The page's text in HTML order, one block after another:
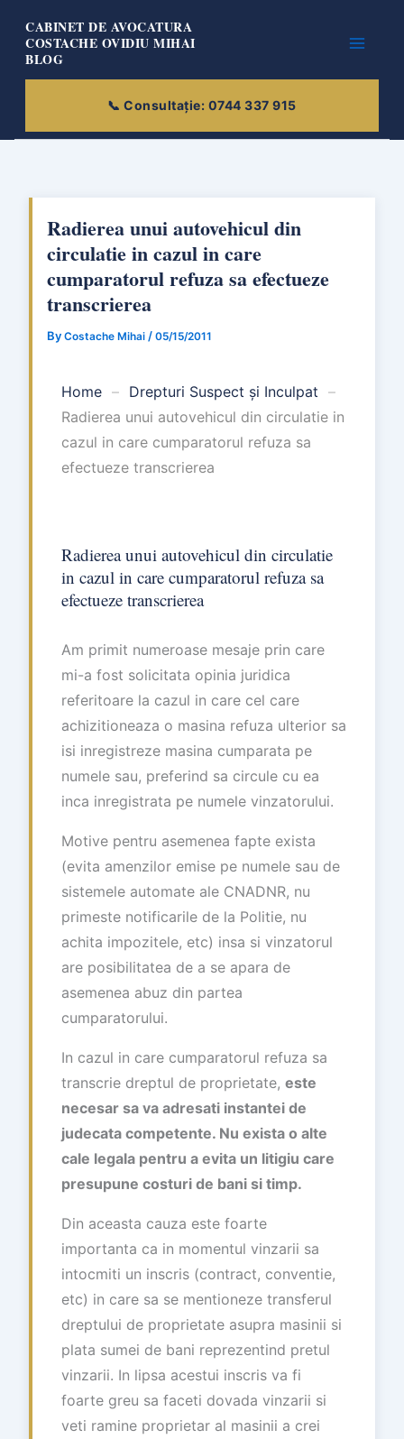
content
CABINET DE AVOCATURA
COSTACHE OVIDIU MIHAI
BLOG
Radierea unui autovehicul din
circulatie in cazul in care
cumparatorul refuza sa efectueze
transcrierea
By Costache Mihai / 05/15/2011
Home – Drepturi Suspect și Inculpat –
Radierea unui autovehicul din circulatie in
cazul in care cumparatorul refuza sa
efectueze transcrierea
Radierea unui autovehicul din circulatie
in cazul in care cumparatorul refuza sa
efectueze transcrierea
Am primit numeroase mesaje prin care
mi-a fost solicitata opinia juridica
referitoare la cazul in care cel care
achizitioneaza o masina refuza ulterior sa
isi inregistreze masina cumparata pe
numele sau, preferind sa circule cu ea
inca inregistrata pe numele vinzatorului.
Motive pentru asemenea fapte exista
(evita amenzilor emise pe numele sau de
sistemele automate ale CNADNR, nu
primeste notificarile de la Politie, nu
achita impozitele, etc) insa si vinzatorul
are posibilitatea de a se apara de
asemenea abuz din partea
cumparatorului.
In cazul in care cumparatorul refuza sa
transcrie dreptul de proprietate, este
necesar sa va adresati instantei de
judecata competente. Nu exista o alte
cale legala pentru a evita un litigiu care
presupune costuri de bani si timp.
Din aceasta cauza este foarte
importanta ca in momentul vinzarii sa
intocmiti un inscris (contract, conventie,
etc) in care sa se mentioneze transferul
dreptului de proprietate asupra masinii si
plata sumei de bani reprezentind pretul
vinzarii. In lipsa acestui inscris va fi
foarte greu sa faceti dovada vinzarii si
veti ramine proprietar al masinii a crei